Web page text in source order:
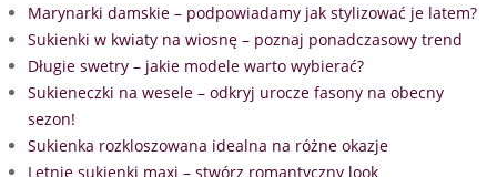
Marynarki damskie – podpowiadamy jak stylizować je latem?
Sukienki w kwiaty na wiosnę – poznaj ponadczasowy trend
Długie swetry – jakie modele warto wybierać?
Sukieneczki na wesele – odkryj urocze fasony na obecny
sezon!
Sukienka rozkloszowana idealna na różne okazje
Letnie sukienki maxi – stwórz romantyczny look